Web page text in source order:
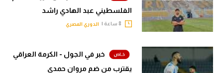
الفلسطيني عبد الهادي راشد
الدوري المصري
خبر في الجول - الكرمة العراقي
يقترب من ضم مروان حمدي